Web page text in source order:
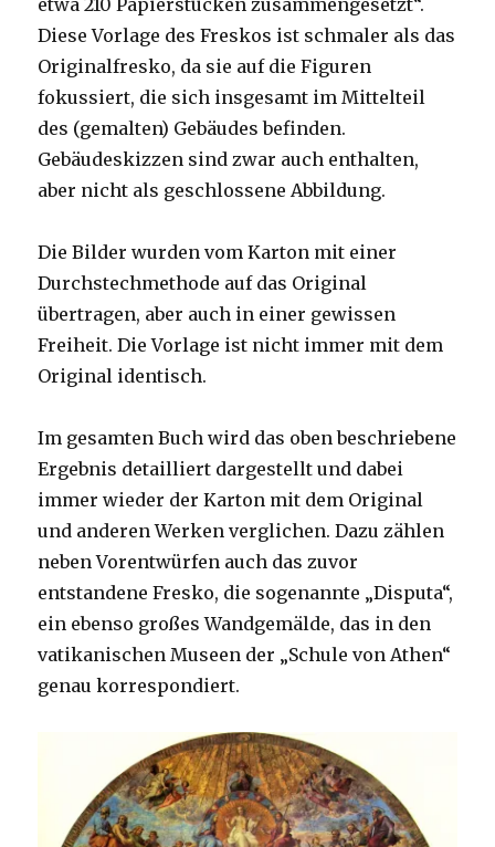
etwa 210 Papierstücken zusammengesetzt“.
Diese Vorlage des Freskos ist schmaler als das
Originalfresko, da sie auf die Figuren
fokussiert, die sich insgesamt im Mittelteil
des (gemalten) Gebäudes befinden.
Gebäudeskizzen sind zwar auch enthalten,
aber nicht als geschlossene Abbildung.
Die Bilder wurden vom Karton mit einer
Durchstechmethode auf das Original
übertragen, aber auch in einer gewissen
Freiheit. Die Vorlage ist nicht immer mit dem
Original identisch.
Im gesamten Buch wird das oben beschriebene
Ergebnis detailliert dargestellt und dabei
immer wieder der Karton mit dem Original
und anderen Werken verglichen. Dazu zählen
neben Vorentwürfen auch das zuvor
entstandene Fresko, die sogenannte „Disputa“,
ein ebenso großes Wandgemälde, das in den
vatikanischen Museen der „Schule von Athen“
genau korrespondiert.